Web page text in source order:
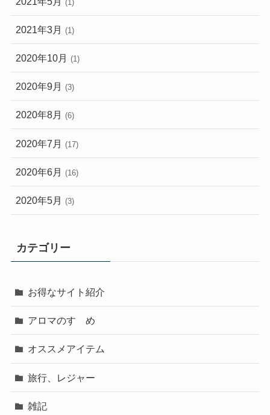
(1)
2021年3月 (1)
2020年10月 (1)
2020年9月 (3)
2020年8月 (6)
2020年7月 (17)
2020年6月 (16)
2020年5月 (3)
カテゴリー
お得なサイト紹介
アロマのすゝめ
オススメアイテム
旅行、レジャー
雑記